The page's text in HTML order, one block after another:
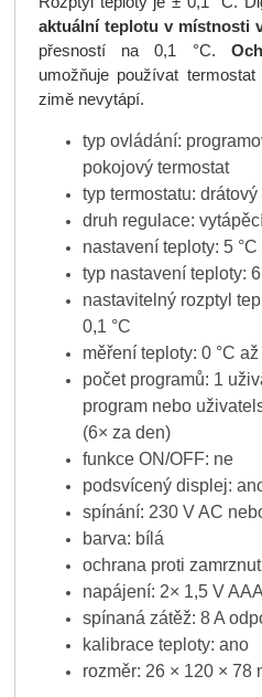
aktuální teplotu v místnosti
přesností na 0,1 °C.
umožňuje používat
zimě nevytápí.
typ ovládání:
pokojový termostat
typ termostatu: drátový
druh regulace:
nastavení teploty: 5 °C
typ nastavení teploty:
nastavitelný rozptyl
0,1 °C
měření teploty: 0 °C
počet programů: 1
program nebo
(6× za den)
funkce ON/OFF: ne
podsvícený displej:
spínání: 230 V AC
barva: bílá
ochrana proti
napájení: 2× 1,5 V
spínaná zátěž: 8 A
kalibrace teploty: ano
rozměr: 26 × 120 × 78